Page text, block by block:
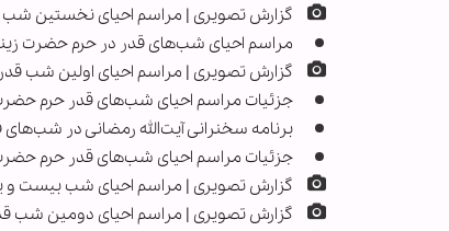
گزارش تصویری | مراسم احیای نخستین شب
مراسم احیای شب‌های قدر در حرم حضرت
گزارش تصویری | مراسم احیای اولین شب
جزئیات مراسم احیای شب‌های قدر حرم
برنامه سخنرانی آیت‌الله رمضانی در شب‌های
جزئیات مراسم احیای شب‌های قدر حرم
گزارش تصویری | مراسم احیای شب بیست
گزارش تصویری | مراسم احیای دومین شب